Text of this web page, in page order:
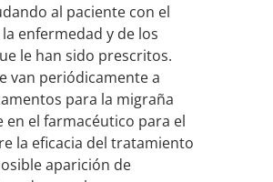
al paciente con el
enfermedad y de los
le han sido prescritos.
van periódicamente a
para la migraña
en el farmacéutico para el
la eficacia del tratamiento
aparición de